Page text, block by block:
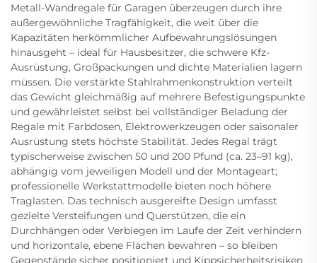
Metall-Wandregale für Garagen überzeugen durch ihre
außergewöhnliche Tragfähigkeit, die weit über die
Kapazitäten herkömmlicher Aufbewahrungslösungen
hinausgeht – ideal für Hausbesitzer, die schwere Kfz-
Ausrüstung, Großpackungen und dichte Materialien lagern
müssen. Die verstärkte Stahlrahmenkonstruktion verteilt
das Gewicht gleichmäßig auf mehrere Befestigungspunkte
und gewährleistet selbst bei vollständiger Beladung der
Regale mit Farbdosen, Elektrowerkzeugen oder saisonaler
Ausrüstung stets höchste Stabilität. Jedes Regal trägt
typischerweise zwischen 50 und 200 Pfund (ca. 23–91 kg),
abhängig vom jeweiligen Modell und der Montageart;
professionelle Werkstattmodelle bieten noch höhere
Traglasten. Das technisch ausgereifte Design umfasst
gezielte Versteifungen und Querstützen, die ein
Durchhängen oder Verbiegen im Laufe der Zeit verhindern
und horizontale, ebene Flächen bewahren – so bleiben
Gegenstände sicher positioniert und Kippsicherheitsrisiken